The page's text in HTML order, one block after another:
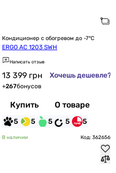
Кондиционер с обогревом до -7°C
ERGO AC 1203 SWН
Написать отзыв
13 399 грн Хочешь дешевле?
+267бонусов
Купить О товаре
5 5 5 5 5
В наличии Код: 362656